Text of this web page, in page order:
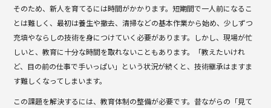
そのため、新人を育てるには時間がかかります。短期間で一人前になるこ
とは難しく、最初は養生や撤去、清掃などの基本作業から始め、少しずつ
充填やならしの技術を身につけていく必要があります。しかし、現場が忙
しいと、教育に十分な時間を取れないこともあります。「教えたいけれ
ど、目の前の仕事で手いっぱい」という状況が続くと、技術継承はますま
す難しくなってしまいます。
この課題を解決するには、教育体制の整備が必要です。昔ながらの「見て